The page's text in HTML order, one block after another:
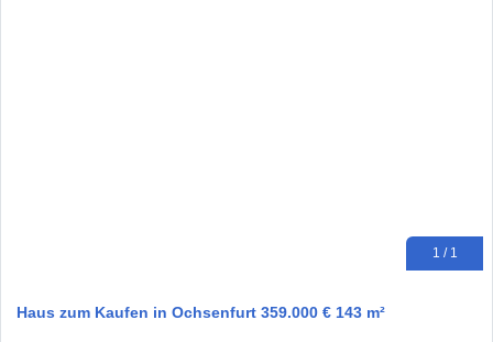
1 / 1
Haus zum Kaufen in Ochsenfurt 359.000 € 143 m²